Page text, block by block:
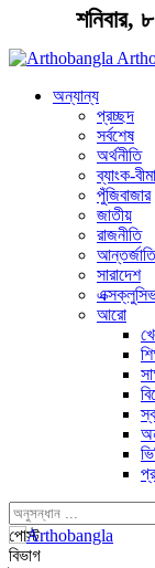
শনিবার,
অন্যান্য
প্রচ্ছদ
সর্বশেষ
অর্থনীতি
ব্যাংক-বীমা
পুঁজিবাজার
জাতীয়
রাজনীতি
সারাদেশ
আরো
পোস্ট
বিভাগ